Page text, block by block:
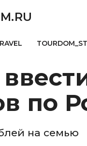
по
на семью